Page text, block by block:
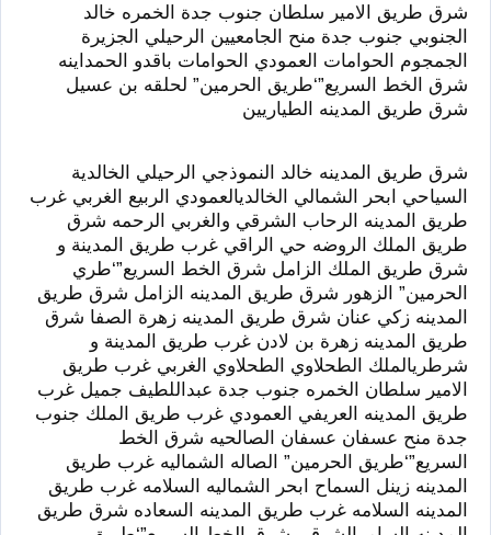
شرق طريق الامير سلطان جنوب جدة الخمره خالد
الجنوبي جنوب جدة منح الجامعيين الرحيلي الجزيرة
الجمجوم الحوامات العمودي الحوامات باقدو الحمداينه
شرق الخط السريع”‘طريق الحرمين” لحلقه بن عسيل
شرق طريق المدينه الطياريين
شرق طريق المدينه خالد النموذجي الرحيلي الخالدية
السياحي ابحر الشمالي الخالديالعمودي الربيع الغربي غرب
طريق المدينه الرحاب الشرقي والغربي الرحمه شرق
طريق الملك الروضه حي الراقي غرب طريق المدينة و
شرق طريق الملك الزامل شرق الخط السريع”‘طري
الحرمين” الزهور شرق طريق المدينه الزامل شرق طريق
المدينه زكي عنان شرق طريق المدينه زهرة الصفا شرق
طريق المدينه زهرة بن لادن غرب طريق المدينة و
شرطريالملك الطحلاوي الطحلاوي الغربي غرب طريق
الامير سلطان الخمره جنوب جدة عبداللطيف جميل غرب
طريق المدينه العريفي العمودي غرب طريق الملك جنوب
جدة منح عسفان عسفان الصالحيه شرق الخط
السريع”‘طريق الحرمين” الصاله الشماليه غرب طريق
المدينه زينل السماح ابحر الشماليه السلامه غرب طريق
المدينه السلامه غرب طريق المدينه السعاده شرق طريق